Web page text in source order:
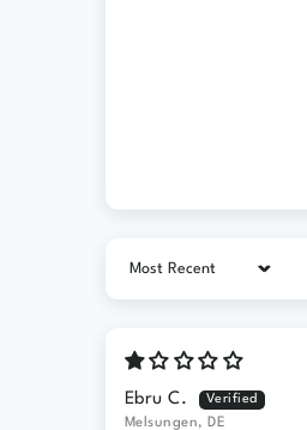
Sort by
Ebru C.
Melsungen, DE